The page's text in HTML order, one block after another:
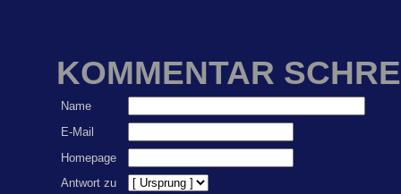
KOMMENTAR
Name
E-Mail
Homepage
Antwort zu